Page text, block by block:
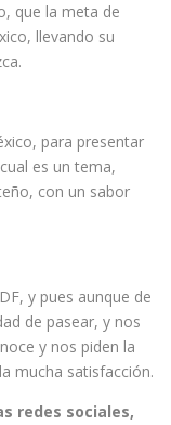
que la meta de
llevando su
para presentar
es un tema,
con un sabor
y pues aunque de
de pasear, y nos
y nos piden la
mucha satisfacción.
redes sociales,